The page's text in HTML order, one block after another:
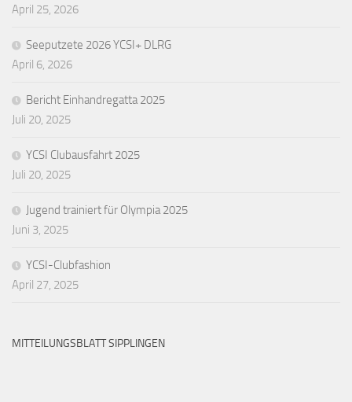
April 25, 2026
Seeputzete 2026 YCSI+ DLRG
April 6, 2026
Bericht Einhandregatta 2025
Juli 20, 2025
YCSI Clubausfahrt 2025
Juli 20, 2025
Jugend trainiert für Olympia 2025
Juni 3, 2025
YCSI-Clubfashion
April 27, 2025
MITTEILUNGSBLATT SIPPLINGEN